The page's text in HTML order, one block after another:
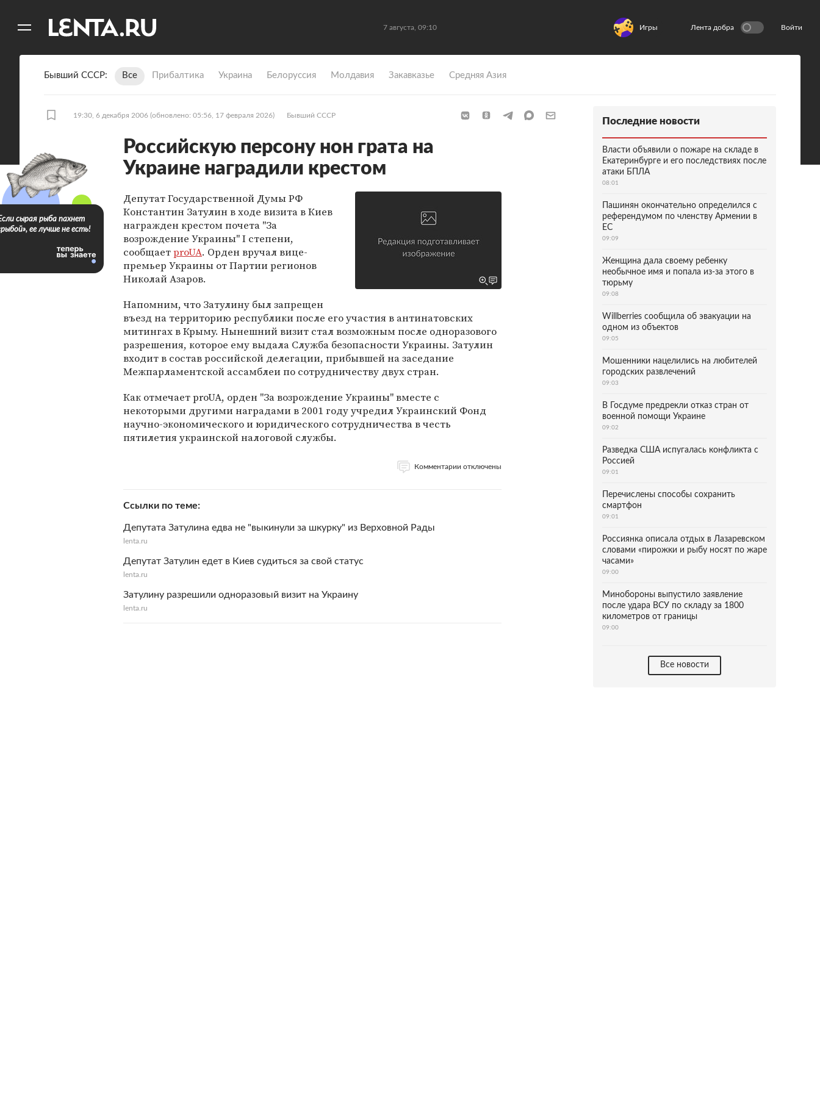
7 августа, 09:10 Игры Лента добра Войти
Бывший СССР Все Прибалтика Украина Белоруссия Молдавия Закавказье Средняя Азия
19:30, 6 декабря 2006 (обновлено: 05:56, 17 февраля 2026) Бывший СССР
Российскую персону нон грата на
Украине наградили крестом
Депутат Государственной Думы РФ
Константин Затулин в ходе визита в Киев
награжден крестом почета "За
возрождение Украины" I степени,
сообщаетproUA. Орден вручал вице-
премьер Украины от Партии регионов
Николай Азаров.
Напомним, что Затулину был запрещен
въезд на территорию республики после его участия в антинатовских
митингах в Крыму. Нынешний визит стал возможным после одноразового
разрешения, которое ему выдала Служба безопасности Украины. Затулин
входит в состав российской делегации, прибывшей на заседание
Межпарламентской ассамблеи по сотрудничеству двух стран.
Как отмечает proUA, орден "За возрождение Украины" вместе с
некоторыми другими наградами в 2001 году учредил Украинский Фонд
научно-экономического и юридического сотрудничества в честь
пятилетия украинской налоговой службы.
Комментарии отключены
Ссылки по теме
Депутата Затулина едва не "выкинули за шкурку" из Верховной Рады
lenta.ru
Депутат Затулин едет в Киев судиться за свой статус
lenta.ru
Затулину разрешили одноразовый визит на Украину
lenta.ru
сырая рыба пахнет
ее лучше не есть!
Последние новости
Власти объявили о пожаре на складе в
Екатеринбурге и его последствиях после
атаки БПЛА
08:01
Пашинян окончательно определился с
референдумом по членству Армении в
ЕС
09:09
Женщина дала своему ребенку
необычное имя и попала из-за этого в
тюрьму
09:08
Willberries сообщила об эвакуации на
одном из объектов
09:05
Мошенники нацелились на любителей
городских развлечений
09:03
В Госдуме предрекли отказ стран от
военной помощи Украине
09:02
Разведка США испугалась конфликта с
Россией
09:01
Перечислены способы сохранить
смартфон
09:01
Россиянка описала отдых в Лазаревском
словами «пирожки и рыбу носят по жаре
часами»
09:00
Минобороны выпустило заявление
после удара ВСУ по складу за 1800
километров от границы
09:00
Все новости